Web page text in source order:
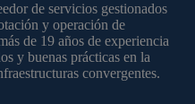
de servicios gestionados
y operación de
de 19 años de experiencia
y buenas prácticas en la
convergentes.